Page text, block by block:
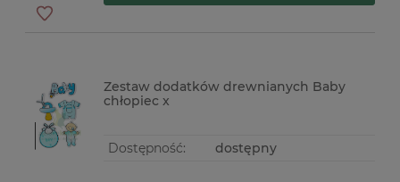
Zestaw dodatków drewnianych Baby
chłopiec x
Dostępność: dostępny